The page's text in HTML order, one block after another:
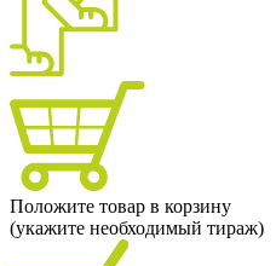
Положите товар в корзину
(укажите необходимый тираж)